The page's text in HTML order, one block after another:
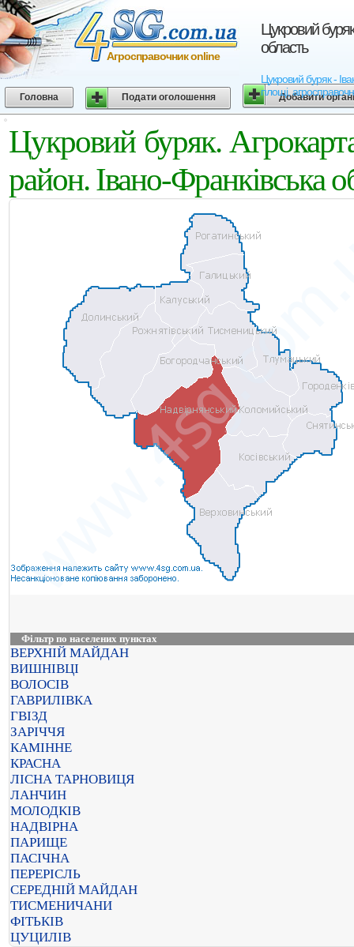
Цукровий
область
Цукровий буряк -
площі,
Агросправочник online
Головна Подати оголошення Добавити
Цукровий буряк.
район. Івано-Франківська
Фільтр по населених пунктах
ВЕРХНІЙ МАЙДАН
ВИШНІВЦІ
ВОЛОСІВ
ГАВРИЛІВКА
ГВІЗД
ЗАРІЧЧЯ
КАМІННЕ
КРАСНА
ЛІСНА ТАРНОВИЦЯ
ЛАНЧИН
МОЛОДКІВ
НАДВІРНА
ПАРИЩЕ
ПАСІЧНА
ПЕРЕРІСЛЬ
СЕРЕДНІЙ МАЙДАН
ТИСМЕНИЧАНИ
ФІТЬКІВ
ЦУЦИЛІВ